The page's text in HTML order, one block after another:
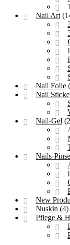
Nail Art
Nail Folie
Nail
Nail-Gel
Nails-
New
Nuskin (4)
Pflege &